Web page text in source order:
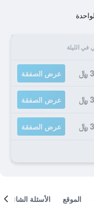
في الليلة
عرض الصفقة
عرض الصفقة
عرض الصفقة
الموقع الأسئلة الشائعة